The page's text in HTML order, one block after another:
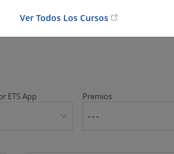
Ver Todos Los Cursos
ETS App
Premios
- - -